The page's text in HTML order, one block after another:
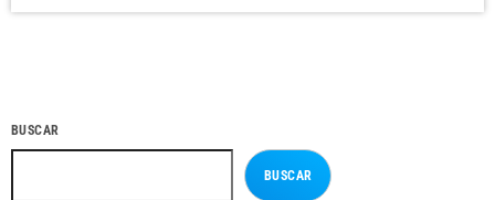
BUSCAR
BUSCAR